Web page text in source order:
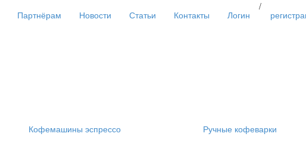
Партнёрам Новости Статьи Контакты Логин
/
Кофемашины эспрессо
Ручные кофеварки